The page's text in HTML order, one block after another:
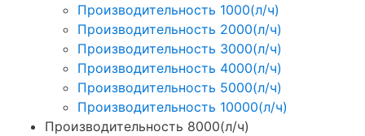
Производительность 1000(л/ч)
Производительность 2000(л/ч)
Производительность 3000(л/ч)
Производительность 4000(л/ч)
Производительность 5000(л/ч)
Производительность 10000(л/ч)
Производительность 8000(л/ч)